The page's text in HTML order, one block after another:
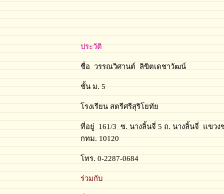
ประวัติ
ชื่อ วรรณวิศานต์ ลิขิตเดชาวัฒน์
ชั้น ม. 5
โรงเรียน สตรีศรีสุริโยทัย
ที่อยู่ 161/3 ซ. นางลิ้นจี่ 5 ถ. นางลิ้นจี่ แขวง
กทม. 10120
โทร. 0-2287-0684
ร่วมกับ